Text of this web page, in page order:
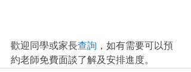
歡迎同學或家長查詢 ，如有需要可以預
約老師免費面談了解及安排進度。